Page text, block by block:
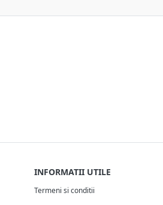
INFORMATII UTILE
Termeni si conditii